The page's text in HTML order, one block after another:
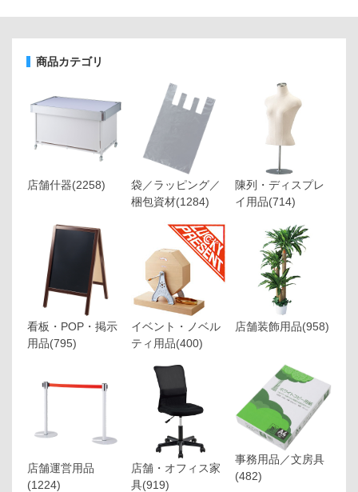
商品カテゴリ
店舗什器(2258)
袋／ラッピング／
梱包資材(1284)
陳列・ディスプレ
イ用品(714)
看板・POP・掲示
用品(795)
イベント・ノベル
ティ用品(400)
店舗装飾用品(958)
店舗運営用品
(1224)
店舗・オフィス家
具(919)
事務用品／文房具
(482)